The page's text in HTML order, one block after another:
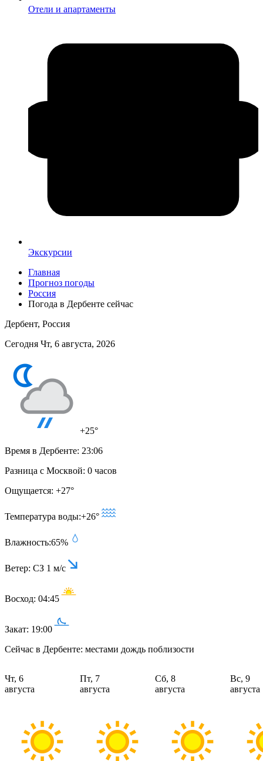
Отели и апартаменты
Экскурсии
Главная
Прогноз погоды
Россия
Погода в Дербенте сейчас
Дербент, Россия
Сегодня Чт, 6 августа, 2026
+25°
Время в Дербенте: 23:06
Разница с Москвой: 0 часов
Ощущается: +27°
Температура воды:+26°
Влажность:65%
Ветер: СЗ 1 м/с
Восход: 04:45
Закат: 19:00
Сейчас в Дербенте: местами дождь поблизости
Чт, 6
августа
Пт, 7
августа
Сб, 8
августа
Вс, 9
августа